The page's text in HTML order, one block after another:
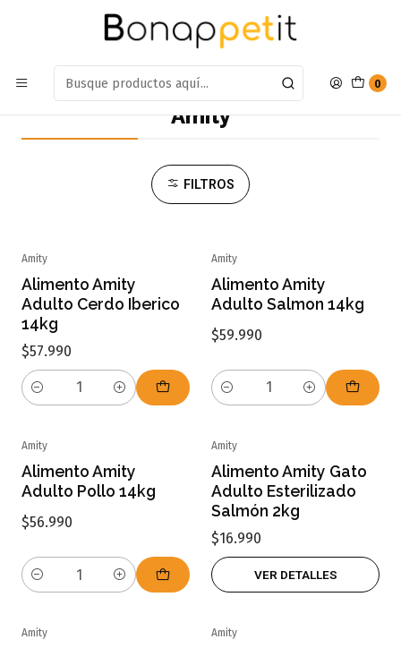
0
Estamos en: Antumalal 612, Quilicura Míranos en Maps
Amity
FILTROS
Amity
Alimento Amity
Adulto Cerdo Iberico
14kg
$57.990
Cantidad
Amity
Alimento Amity
Adulto Salmon 14kg
$59.990
Cantidad
Amity
Alimento Amity
Adulto Pollo 14kg
$56.990
Cantidad
Amity
Alimento Amity Gato
Adulto Esterilizado
Salmón 2kg
$16.990
VER DETALLES
Amity Amity